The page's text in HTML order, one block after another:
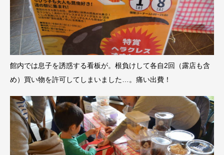
館内では息子を誘惑する看板が。根負けして各自2回（露店も含
め）買い物を許可してしまいました…。痛い出費！